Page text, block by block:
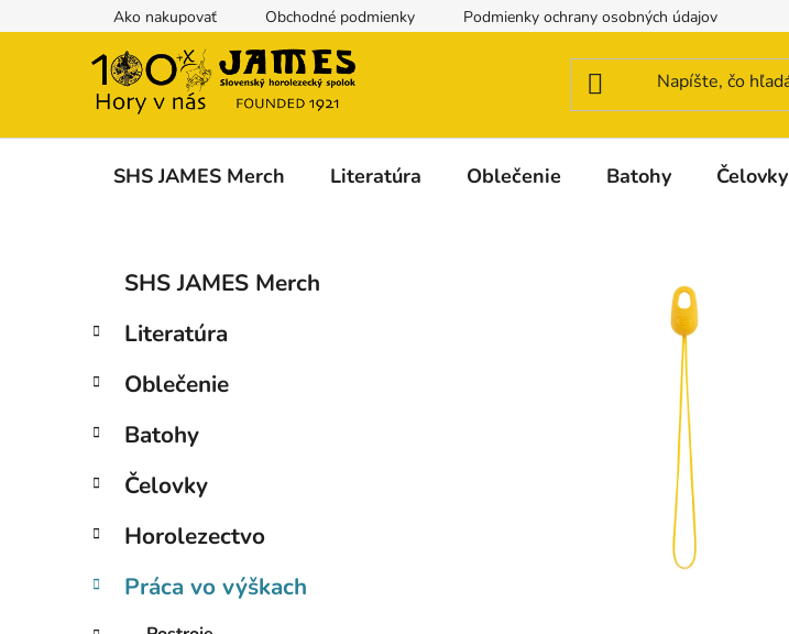
na
Ako nakupovať Obchodné podmienky Podmienky ochrany osobných údajov
SHS JAMES Merch Literatúra Oblečenie Batohy Čelovky
č
ý
a
n
e
l
Preskočiť
kategórie
e
ó
i
SHS JAMES Merch
Literatúra
Oblečenie
Batohy
Čelovky
Horolezectvo
Práca vo výškach